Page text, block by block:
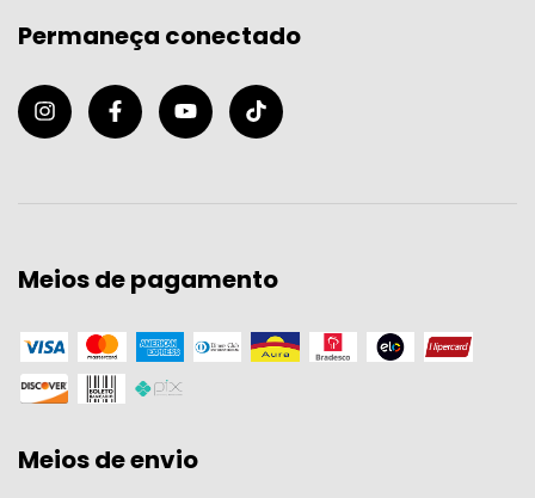
Permaneça conectado
Meios de pagamento
Meios de envio